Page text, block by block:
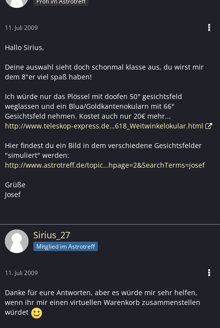
11. Juli 2009
Hallo Sirius,
Deine auswahl sieht doch schonmal klasse aus, du wirst mir
dem 8"er viel spaß haben!
Ich würde nur das Plössel mit doofen 50° gesichtsfeld
weglassen und ein Blua/Goldkantenokularn mit 66°
Gesichtsfeld nehmen. Kostet auch nur 20€ mehr...
http://www.teleskop-express.de…618_Weitwinkelokular.html
Hier findest du ein Bild in dem verschiedene Gesichtsfelder
"simuliert" werden:
http://www.astrotreff.de/topic…hpage=2&SearchTerms=josef
Grüße
Josef
Sirius_27
Mitglied im Astrotreff
11. Juli 2009
Danke für eure Antworten, aber es würde mir sehr helfen,
wenn ihr mir einen virtuellen Warenkorb zusammenstellen
würdet